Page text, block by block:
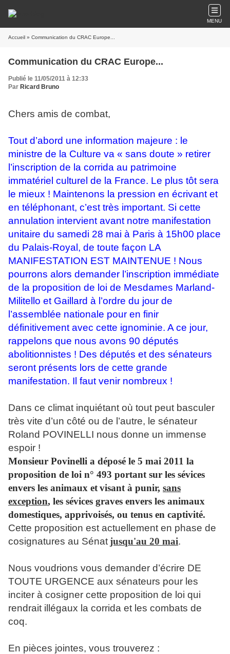
MENU
Accueil » Communication du CRAC Europe...
Communication du CRAC Europe...
Publié le 11/05/2011 à 12:33
Par Ricard Bruno
Chers amis de combat,
Tout d’abord une information majeure : le
ministre de la Culture va « sans doute » retirer
l’inscription de la corrida au patrimoine
immatériel culturel de la France. Le plus tôt sera
le mieux ! Maintenons la pression en écrivant et
en téléphonant, c’est très important. Si cette
annulation intervient avant notre manifestation
unitaire du samedi 28 mai à Paris à 15h00 place
du Palais-Royal, de toute façon LA
MANIFESTATION EST MAINTENUE ! Nous
pourrons alors demander l’inscription immédiate
de la proposition de loi de Mesdames Marland-
Militello et Gaillard à l’ordre du jour de
l’assemblée nationale pour en finir
définitivement avec cette ignominie. A ce jour,
rappelons que nous avons 90 députés
abolitionnistes ! Des députés et des sénateurs
seront présents lors de cette grande
manifestation. Il faut venir nombreux !
Dans ce climat inquiétant où tout peut basculer
très vite d’un côté ou de l’autre, le sénateur
Roland POVINELLI nous donne un immense
espoir !
Monsieur Povinelli a déposé le 5 mai 2011 la
proposition de loi n° 493 portant sur les sévices
envers les animaux etvisant à punir, sans
exception, les sévices graves envers les animaux
domestiques, apprivoisés, ou tenus en captivité.
Cette proposition est actuellement en phase de
cosignatures au Sénat jusqu'au 20 mai.
Nous voudrions vous demander d’écrire DE
TOUTE URGENCE aux sénateurs pour les
inciter à cosigner cette proposition de loi qui
rendrait illégaux la corrida et les combats de
coq.
En pièces jointes, vous trouverez :